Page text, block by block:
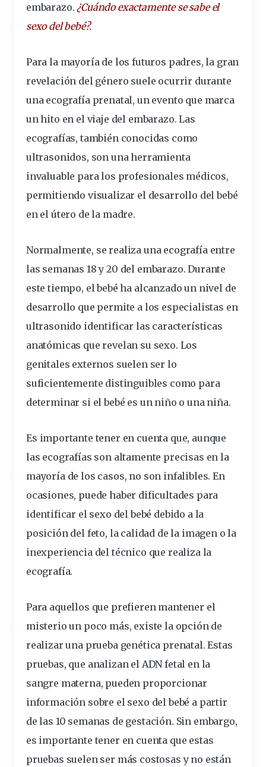
embarazo. ¿Cuándoexactamentese sabe el
sexo del bebé?.
Para la mayoría de los futuros padres, la gran
revelación del género suele ocurrir durante
una ecografía prenatal, un evento que marca
un hito en el viaje del embarazo. Las
ecografías, también conocidas como
ultrasonidos, son unaherramienta
invaluable para los profesionales médicos,
permitiendo visualizar el desarrollo del bebé
en el útero de la madre.
Normalmente, se realiza una ecografía entre
las semanas 18 y 20 del embarazo. Durante
este tiempo, el bebé ha alcanzado un nivel de
desarrollo que permite a los especialistas en
ultrasonido identificar las características
anatómicas que revelan su sexo. Los
genitales externos suelen ser lo
suficientemente distinguibles como para
determinar si el bebé es un niño o una niña.
Es importante tener en cuenta que, aunque
las ecografías son altamente precisas en la
mayoría de los casos, no son infalibles. En
ocasiones, puede haber dificultades para
identificar el sexo del bebé debido a la
posición del feto, la calidad de la imagen o la
inexperiencia del técnico que realiza la
ecografía.
Para aquellos que prefieren mantener el
misterio un poco más, existe la opción de
realizar una prueba genética prenatal. Estas
pruebas, que analizan el ADN fetal en la
sangre materna, pueden proporcionar
información sobre el sexo del bebé a partir
de las 10 semanas de gestación. Sin embargo,
es importante tener en cuenta que estas
pruebas suelen ser más costosas y no están